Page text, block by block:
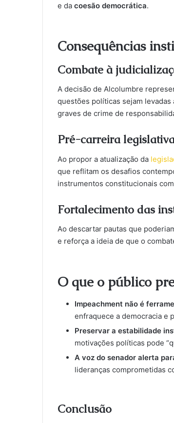
e da coesão democrática.
Consequências
Combate à
A decisão de Alcolumbre
questões políticas sejam
graves de crime de
Pré-carreira
Ao propor a atualização da
que reflitam os desafios
instrumentos constitucionais
Fortalecimento das
Ao descartar pautas que
e reforça a ideia de que o
O que o público
Impeachment não é
enfraquece a democracia e
Preservar a estabilidade
motivações políticas pode
A voz do senador alerta
lideranças comprometidas
Conclusão